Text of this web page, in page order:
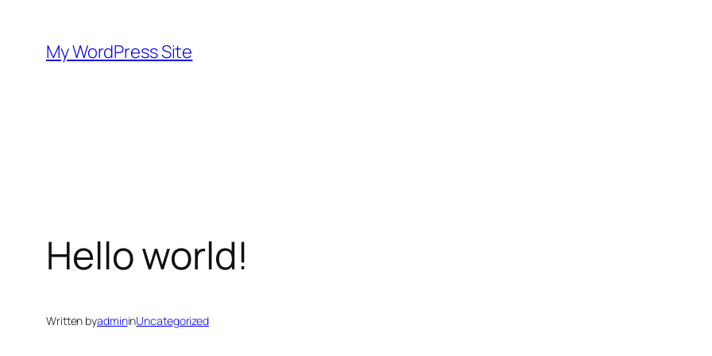
content
My WordPress Site
Hello world!
Written byadmininUncategorized